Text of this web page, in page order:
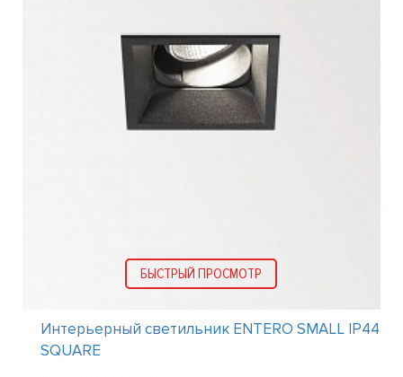
БЫСТРЫЙ ПРОСМОТР
Интерьерный светильник ENTERO SMALL IP44
SQUARE